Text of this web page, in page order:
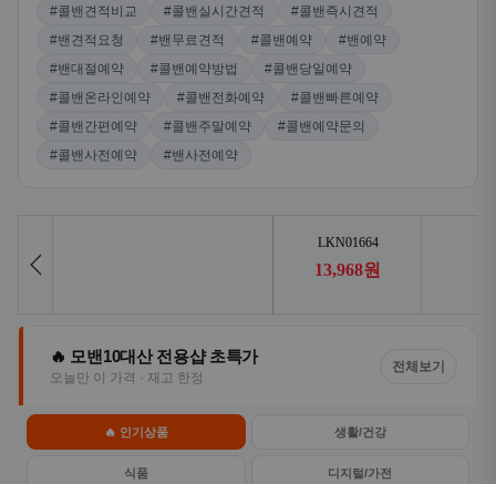
#콜밴견적비교
#콜밴실시간견적
#콜밴즉시견적
#밴견적요청
#밴무료견적 #콜밴예약
#밴예약
#밴대절예약
#콜밴예약방법
#콜밴당일예약
#콜밴온라인예약
#콜밴전화예약
#콜밴빠른예약
#콜밴간편예약
#콜밴주말예약
#콜밴예약문의
#콜밴사전예약
#밴사전예약
🔥 모밴10대산 전용샵 초특가
오늘만 이 가격 · 재고 한정
전체보기
🔥 인기상품 생활/건강
식품 디지털/가전